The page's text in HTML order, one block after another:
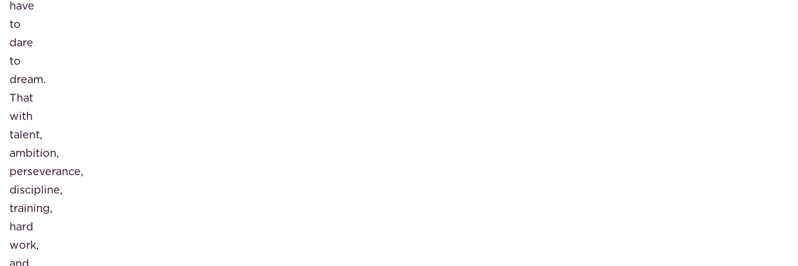
have
to
dare
to
dream.
That
with
talent,
ambition,
perseverance,
discipline,
training,
hard
work,